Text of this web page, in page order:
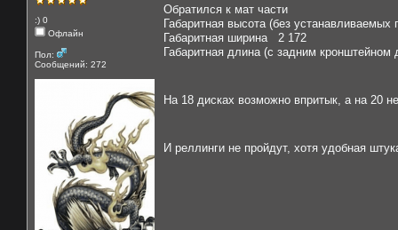
:) 0
Офлайн
Пол:
Сообщений: 272
Обратился к мат части
Габаритная высота (без
Габаритная ширина 2 172
Габаритная длина (с задним
На 18 дисках возможно впритык, а на 20
И реллинги не пройдут, хотя удобная